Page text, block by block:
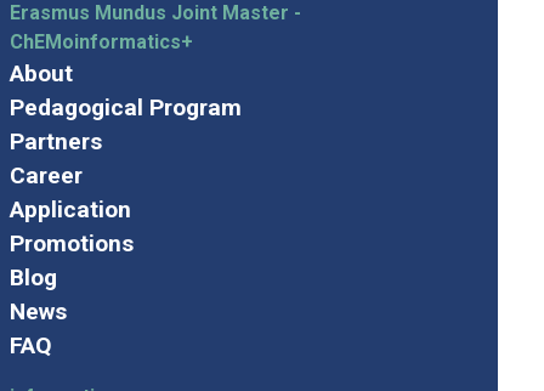
Erasmus Mundus Joint Master -
ChEMoinformatics+
About
Pedagogical Program
Partners
Career
Application
Promotions
Blog
News
FAQ